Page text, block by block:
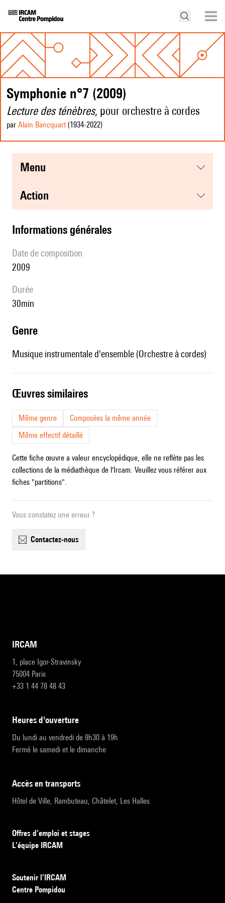
Symphonie n°7 (2009)
Lecture des ténèbres, pour orchestre à cordes
par Alain Bancquart(1934-2022)
menu
action
informations générales
date de composition
2009
durée
30min
genre
Musique instrumentale d'ensemble (Orchestre à cordes)
œuvres similaires
Même genre
Composées la même année
Même effectif détaillé
Cette fiche œuvre a valeur encyclopédique, elle ne reflète pas les
collections de la médiathèque de l'Ircam. Veuillez vous référer aux
fiches "partitions".
Vous constatez une erreur ?
contactez-nous
IRCAM
1, place Igor-Stravinsky
75004 Paris
+33 1 44 78 48 43
heures d'ouverture
Du lundi au vendredi de 9h30 à 19h
Fermé le samedi et le dimanche
accès en transports
Hôtel de Ville, Rambuteau, Châtelet, Les Halles
Offres d’emploi et stages
L’équipe IRCAM
Soutenir l’IRCAM
Centre Pompidou